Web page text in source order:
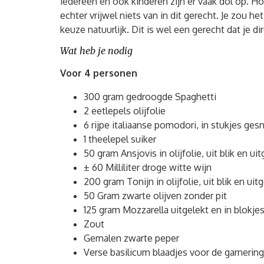
echter vrijwel niets van in dit gerecht. Je zou
keuze natuurlijk. Dit is wel een gerecht dat je
Wat heb je nodig
Voor 4 personen
300 gram gedroogde Spaghetti
2 eetlepels olijfolie
6 rijpe italiaanse pomodori, in stukjes
1 theelepel suiker
50 gram Ansjovis in olijfolie, uit blik en
± 60 Milliliter droge witte wijn
200 gram Tonijn in olijfolie, uit blik en
50 Gram zwarte olijven zonder pit
125 gram Mozzarella uitgelekt en in
Zout
Gemalen zwarte peper
Verse basilicum blaadjes voor de garnering